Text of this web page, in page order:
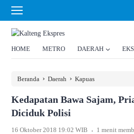
HOME METRO DAERAH
Beranda › Daerah › Kapuas
Kedapatan Bawa Sajam,
Diciduk Polisi
16 Oktober 2018 19:02 WIB . 1 menit